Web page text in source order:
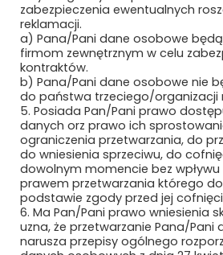
Subskrybuj, aby być na
Bezpieczne płatności
zabezpieczenia ewentualnych
reklamacji.
a) Pana/Pani dane osobowe
firmom zewnętrznym w celu
kontraktów.
b) Pana/Pani dane osobowe nie
do państwa trzeciego/organizacji
5. Posiada Pan/Pani prawo
danych orz prawo ich
ograniczenia przetwarzania, do
do wniesienia sprzeciwu, do
dowolnym momencie bez
prawem przetwarzania którego
podstawie zgody przed jej
6. Ma Pan/Pani prawo wniesienia
uzna, że przetwarzanie Pana/
narusza przepisy ogólnego